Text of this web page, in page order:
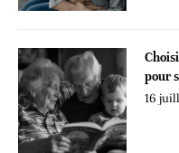
pour
16